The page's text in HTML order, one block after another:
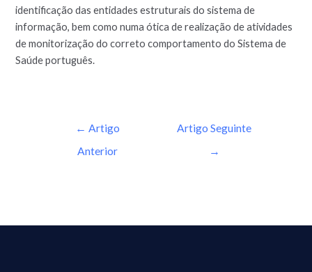
identificação das entidades estruturais do sistema de
informação, bem como numa ótica de realização de atividades
de monitorização do correto comportamento do Sistema de
Saúde português.
← Artigo
Anterior
Artigo Seguinte
→